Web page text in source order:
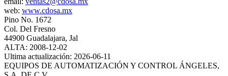
web: www.cdosa.mx
Pino No. 1672
Col. Del Fresno
44900 Guadalajara, Jal
ALTA: 2008-12-02
Ultima actualización: 2026-06-11
EQUIPOS DE AUTOMATIZACIÓN Y CONTROL ÁNGELES,